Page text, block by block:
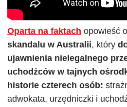
Oparta na faktach opowieść o
skandalu w Australii, który
ujawnienia nielegalnego
uchodźców w tajnych
historie czterech osób:
adwokata, urzędniczki i